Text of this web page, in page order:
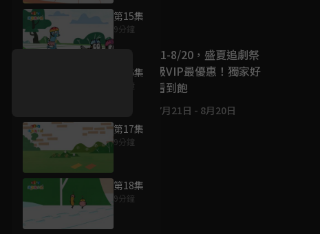
第15集
9分鐘
第16集
9分鐘
第17集
9分鐘
第18集
9分鐘
好康資訊
7/21-8/20，盛夏追劇祭
升級VIP最優惠！獨家好
戲看到飽
7月21日 - 8月20日